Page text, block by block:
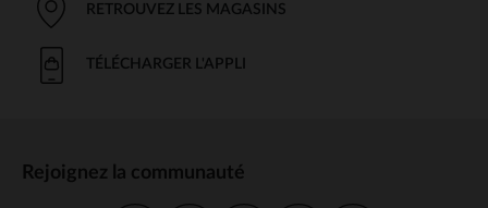
RETROUVEZ LES MAGASINS
TÉLÉCHARGER L'APPLI
Rejoignez la communauté